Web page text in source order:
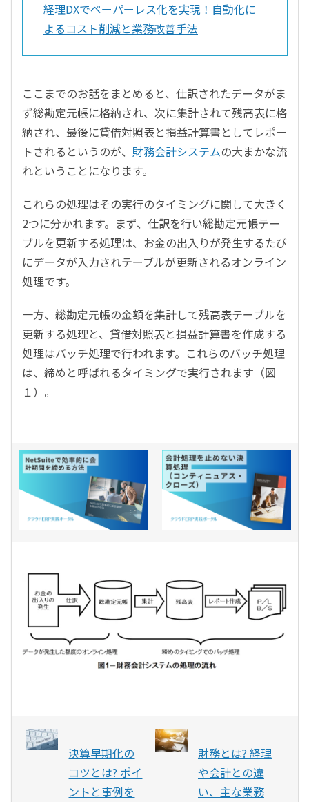
ガバナンス／リスク管理
BPR／業務改善
経理DXでペーパーレス化を実現！自動化に
よるコスト削減と業務改善手法
ここまでのお話をまとめると、仕訳されたデータがま
ず総勘定元帳に格納され、次に集計されて残高表に格
納され、最後に貸借対照表と損益計算書としてレポー
トされるというのが、 財務会計システムの大まかな流
れということになります。
これらの処理はその実行のタイミングに関して大きく
2つに分かれます。まず、仕訳を行い総勘定元帳テー
ブルを更新する処理は、お金の出入りが発生するたび
にデータが入力されテーブルが更新されるオンライン
処理です。
一方、総勘定元帳の金額を集計して残高表テーブルを
更新する処理と、貸借対照表と損益計算書を作成する
処理はバッチ処理で行われます。これらのバッチ処理
は、締めと呼ばれるタイミングで実行されます（図
１）。
決算早期化の
コツとは? ポイ
ントと事例を
財務とは? 経理
や会計との違
い、主な業務